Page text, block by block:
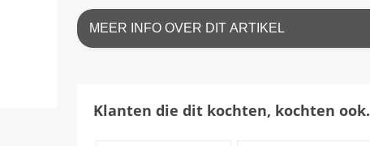
MEER INFO OVER DIT ARTIKEL
Klanten die dit kochten, kochten ook.